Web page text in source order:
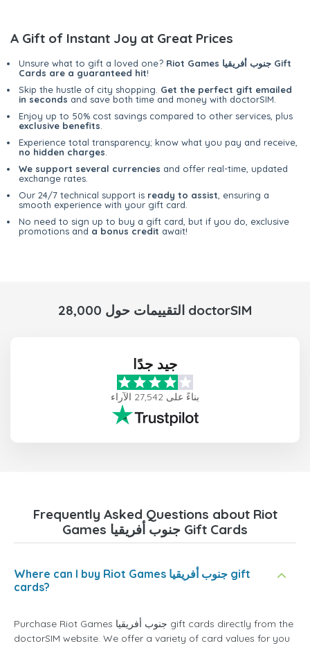
A Gift of Instant Joy at Great Prices
Unsure what to gift a loved one? Riot Games جنوب أفريقيا Gift
Cards are a guaranteed hit!
Skip the hustle of city shopping. Get the perfect gift emailed
in seconds and save both time and money with doctorSIM.
Enjoy up to 50% cost savings compared to other services, plus
exclusive benefits
Experience total transparency; know what you pay and receive,
no hidden charges
We support several currencies and offer real-time, updated
exchange rates.
Our 24/7 technical support is ready to assist , ensuring a
smooth experience with your gift card.
No need to sign up to buy a gift card, but if you do, exclusive
promotions and a bonus credit await!
28,000 التقييمات حول doctorSIM
جيد جدًا
بناءً على 27,542 الآراء
Frequently Asked Questions about Riot
Games جنوب أفريقيا Gift Cards
Where can I buy Riot Games جنوب أفريقيا gift
cards?
Purchase Riot Games جنوب أفريقيا gift cards directly from the
doctorSIM website. We offer a variety of card values for you